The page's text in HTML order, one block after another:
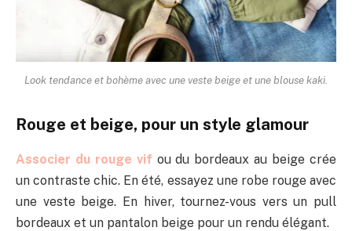
Look tendance et bohème avec une veste beige et une blouse kaki.
Rouge et beige, pour un style glamour
Associer du rouge vif ou du bordeaux au beige crée
un contraste chic. En été, essayez une robe rouge avec
une veste beige. En hiver, tournez-vous vers un pull
bordeaux et un pantalon beige pour un rendu élégant.